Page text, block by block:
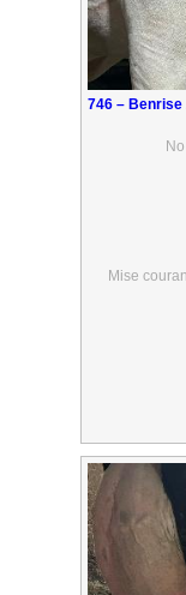
746 –
Mise